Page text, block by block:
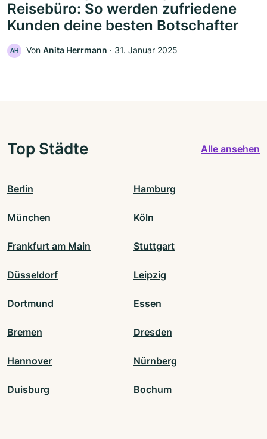
Reisebüro: So werden zufriedene
Kunden deine besten Botschafter
AH Von Anita Herrmann ‧ 31. Januar 2025
Top Städte Alle ansehen
Berlin Hamburg
München Köln
Frankfurt am Main Stuttgart
Düsseldorf Leipzig
Dortmund Essen
Bremen Dresden
Hannover Nürnberg
Duisburg Bochum